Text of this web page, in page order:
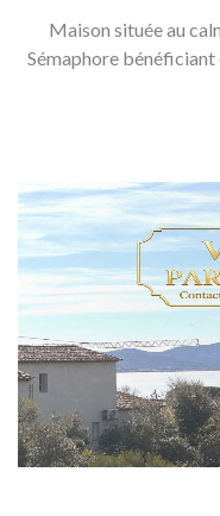
Maison située au
Sémaphore bénéficiant